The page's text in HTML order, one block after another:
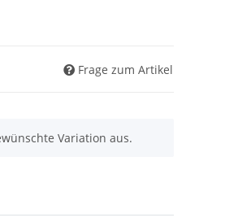
Frage zum Artikel
Variation aus.